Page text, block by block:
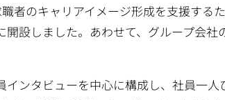
者のキャリアイメージ形成を支援する
開設しました。あわせて、グループ会
インタビューを中心に構成し、社員一